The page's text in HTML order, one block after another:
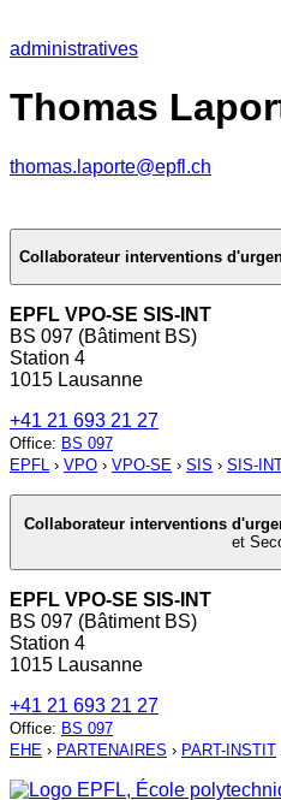
administratives
Thomas
thomas.laporte@epfl.ch
Collaborateur interventions
EPFL VPO-SE SIS-INT
BS 097 (Bâtiment BS)
Station 4
1015 Lausanne
+41 21 693 21 27
Office: BS 097
EPFL › VPO › VPO-SE › SIS › SIS-
Collaborateur interventions
et
EPFL VPO-SE SIS-INT
BS 097 (Bâtiment BS)
Station 4
1015 Lausanne
+41 21 693 21 27
Office: BS 097
EHE › PARTENAIRES › PART-INSTIT